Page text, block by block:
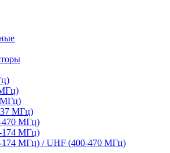
МГц)
470 МГц)
174 МГц)
174 МГц) / UHF (400-470 МГц)